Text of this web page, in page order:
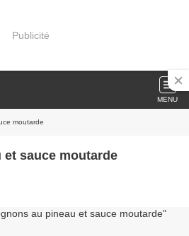
Publicité
MENU
moutarde
et sauce moutarde